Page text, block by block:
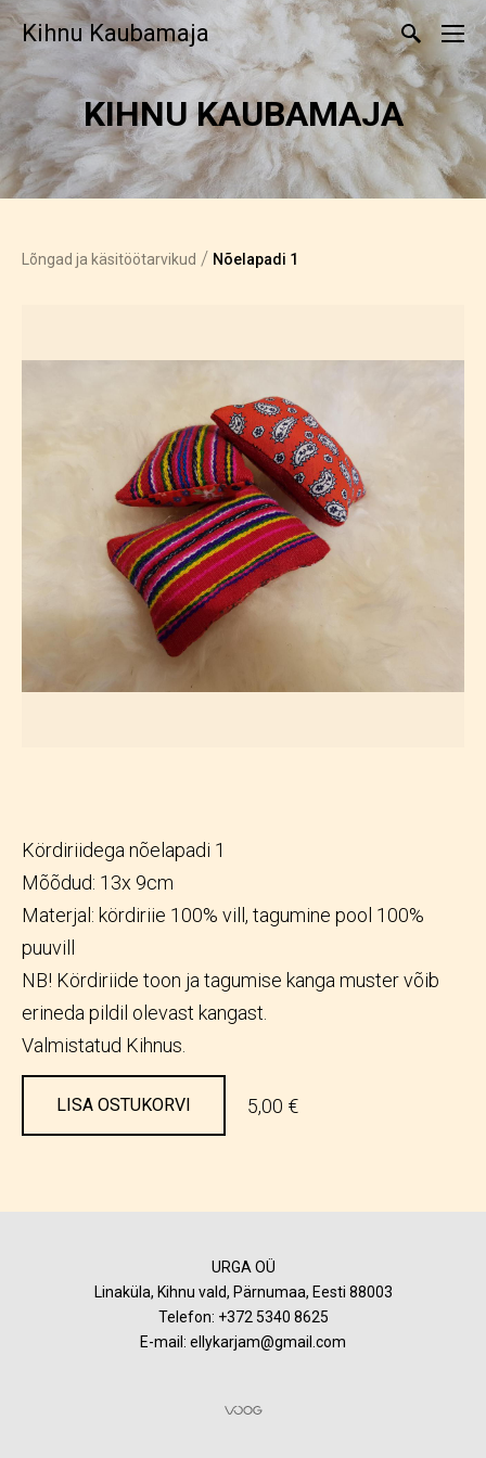
Kihnu Kaubamaja
KIHNU KAUBAMAJA
Lõngad ja käsitöötarvikud / Nõelapadi 1
Kördiriidega nõelapadi 1
Mõõdud: 13x 9cm
Materjal: kördiriie 100% vill, tagumine pool 100%
puuvill
NB! Kördiriide toon ja tagumise kanga muster võib
erineda pildil olevast kangast.
Valmistatud Kihnus.
LISA OSTUKORVI 5,00 €
URGA OÜ
Linaküla, Kihnu vald, Pärnumaa, Eesti 88003
Telefon: +372 5340 8625
E-mail: ellykarjam@gmail.com